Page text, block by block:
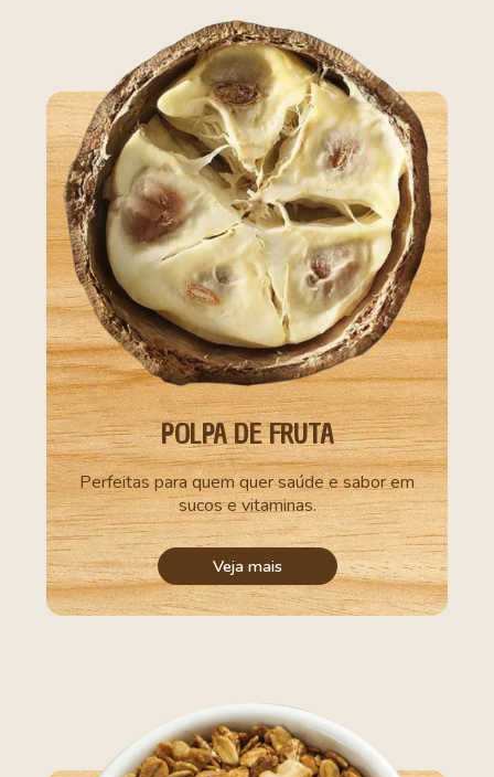
POLPA DE FRUTA
Perfeitas para quem quer saúde e sabor em
sucos e vitaminas.
Veja mais